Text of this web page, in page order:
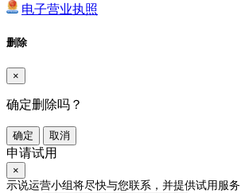
电子营业执照
删除
×
确定删除吗？
确定 取消
申请试用
×
示说运营小组将尽快与您联系，并提供试用服务